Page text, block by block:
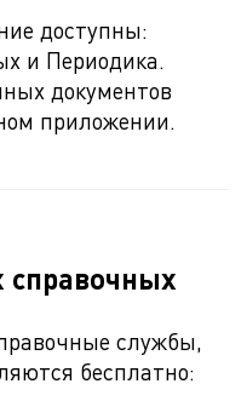
доступны:
и Периодика.
документов
приложении.
справочных
службы,
бесплатно: